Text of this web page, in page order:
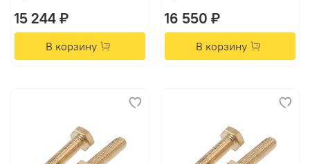
15 244 ₽
В корзину
16 550 ₽
В корзину